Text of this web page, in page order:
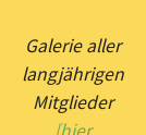
Galerie aller
langjährigen
Mitglieder